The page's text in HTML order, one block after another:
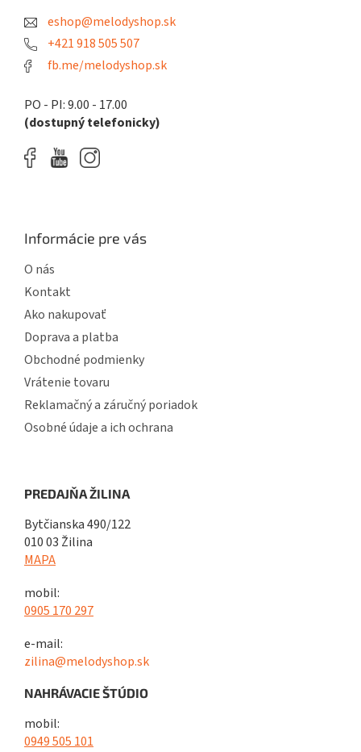
eshop@melodyshop.sk
+421 918 505 507
fb.me/melodyshop.sk
PO - PI: 9.00 - 17.00
(dostupný telefonicky)
Informácie pre vás
O nás
Kontakt
Ako nakupovať
Doprava a platba
Obchodné podmienky
Vrátenie tovaru
Reklamačný a záručný poriadok
Osobné údaje a ich ochrana
PREDAJŇA ŽILINA
Bytčianska 490/122
010 03 Žilina
MAPA
mobil:
0905 170 297
e-mail:
zilina@melodyshop.sk
NAHRÁVACIE ŠTÚDIO
mobil:
0949 505 101